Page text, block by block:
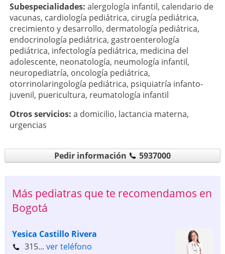
Subespecialidades: alergología infantil, calendario de
vacunas, cardiología pediátrica, cirugía pediátrica,
crecimiento y desarrollo, dermatología pediátrica,
endocrinología pediátrica, gastroenterología
pediátrica, infectología pediátrica, medicina del
adolescente, neonatología, neumología infantil,
neuropediatría, oncología pediátrica,
otorrinolaringología pediátrica, psiquiatría infanto-
juvenil, puericultura, reumatología infantil
Otros servicios: a domicilio, lactancia materna,
urgencias
Pedir información 5937000
Más pediatras que te recomendamos en
Bogotá
Yesica Castillo Rivera
315... ver teléfono